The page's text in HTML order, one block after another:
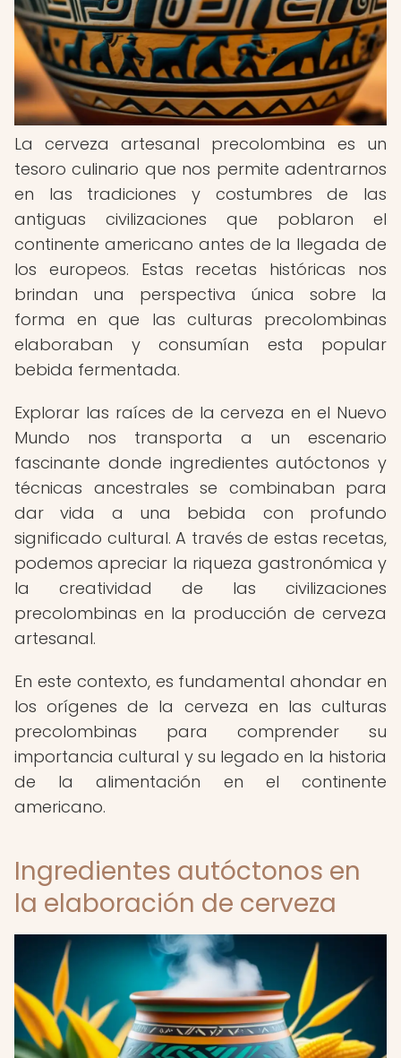
La cerveza artesanal precolombina es un
tesoro culinario que nos permite adentrarnos
en las tradiciones y costumbres de las
antiguas civilizaciones que poblaron el
continente americano antes de la llegada de
los europeos. Estas recetas históricas nos
brindan una perspectiva única sobre la
forma en que las culturas precolombinas
elaboraban y consumían esta popular
bebida fermentada.
Explorar las raíces de la cerveza en el Nuevo
Mundo nos transporta a un escenario
fascinante donde ingredientes autóctonos y
técnicas ancestrales se combinaban para
dar vida a una bebida con profundo
significado cultural. A través de estas recetas,
podemos apreciar la riqueza gastronómica y
la creatividad de las civilizaciones
precolombinas en la producción de cerveza
artesanal.
En este contexto, es fundamental ahondar en
los orígenes de la cerveza en las culturas
precolombinas para comprender su
importancia cultural y su legado en la historia
de la alimentación en el continente
americano.
Ingredientes autóctonos en
la elaboración de cerveza